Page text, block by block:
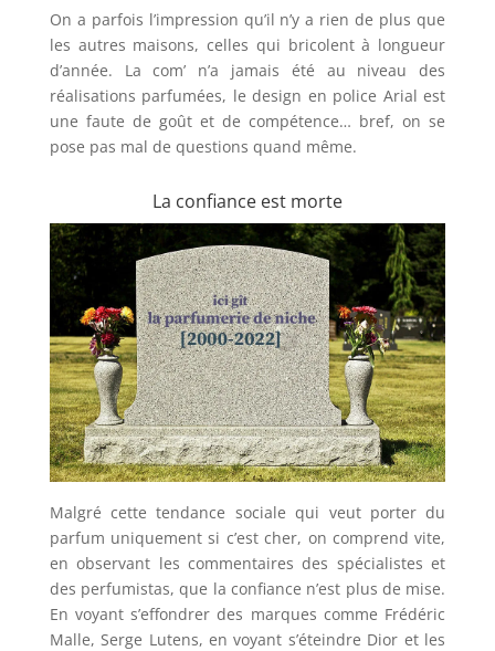
On a parfois l’impression qu’il n’y a rien de plus que
les autres maisons, celles qui bricolent à longueur
d’année. La com’ n’a jamais été au niveau des
réalisations parfumées, le design en police Arial est
une faute de goût et de compétence… bref, on se
pose pas mal de questions quand même.
La confiance est morte
Malgré cette tendance sociale qui veut porter du
parfum uniquement si c’est cher, on comprend vite,
en observant les commentaires des spécialistes et
des perfumistas, que la confiance n’est plus de mise.
En voyant s’effondrer des marques comme Frédéric
Malle, Serge Lutens, en voyant s’éteindre Dior et les